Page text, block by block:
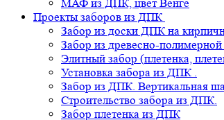
МАФ из ДПК, цвет Венге
Проекты заборов из ДПК
Забор из доски ДПК на
Забор из древесно-
Элитный забор (плетенка,
Установка забора из ДПК .
Забор из ДПК. Вертикальная
Строительство забора из ДПК.
Забор плетенка из ДПК